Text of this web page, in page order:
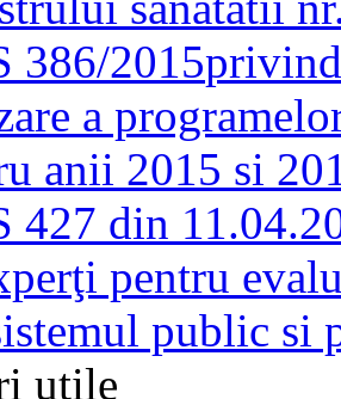
386/2015
a
anii 2015 si
427 din
pentru
public si
utile